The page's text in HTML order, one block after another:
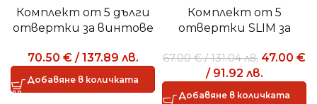
Комплект от 5 дълги
отвертки за винтове
PHILLIPS® 324 L/SH5
70.50 € / 137.89 лв.
Добавяне в количката
Комплект от 5
отвертки SLIM за
прорез и винтове
PHILLIPS® – 1000 V
67.00€ /131.04лв. 47.00 €
/ 91.92 лв.
Добавяне в количката